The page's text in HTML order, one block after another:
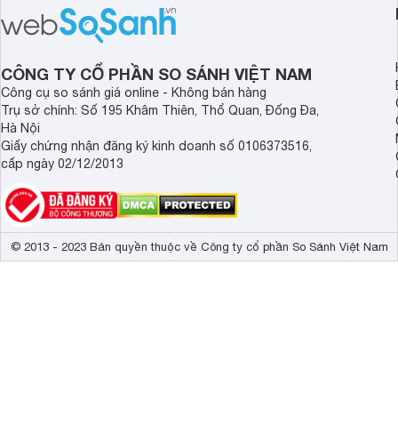
CÔNG TY CỔ PHẦN SO SÁNH VIỆT NAM
Công cụ so sánh giá online - Không bán hàng
Trụ sở chính: Số 195 Khâm Thiên, Thổ Quan, Đống Đa,
Hà Nội
Giấy chứng nhận đăng ký kinh doanh số 0106373516,
cấp ngày 02/12/2013
© 2013 - 2023 Bản quyền thuộc về Công ty cổ phần So Sánh Việt Nam